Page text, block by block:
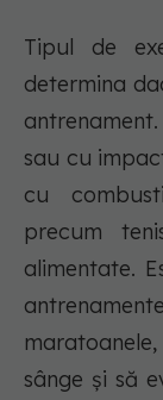
Tipul de
determina
sau cu
cu
precum
alimentate.
sânge și să